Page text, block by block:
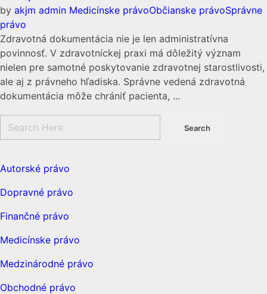
by akjm admin Medicínske právoObčianske právoSprávne
právo
Zdravotná dokumentácia nie je len administratívna
povinnosť. V zdravotníckej praxi má dôležitý význam
nielen pre samotné poskytovanie zdravotnej starostlivosti,
ale aj z právneho hľadiska. Správne vedená zdravotná
dokumentácia môže chrániť pacienta, ...
Autorské právo
Dopravné právo
Finančné právo
Medicínske právo
Medzinárodné právo
Obchodné právo